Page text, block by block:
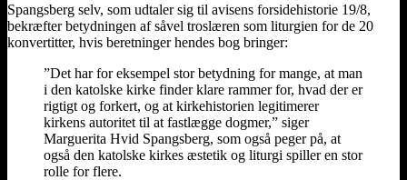
Spangsberg selv, som udtaler sig til avisens forsidehistorie 19/8,
bekræfter betydningen af såvel troslæren som liturgien for de 20
konvertitter, hvis beretninger hendes bog bringer:
”Det har for eksempel stor betydning for mange, at man
i den katolske kirke finder klare rammer for, hvad der er
rigtigt og forkert, og at kirkehistorien legitimerer
kirkens autoritet til at fastlægge dogmer,” siger
Marguerita Hvid Spangsberg, som også peger på, at
også den katolske kirkes æstetik og liturgi spiller en stor
rolle for flere.